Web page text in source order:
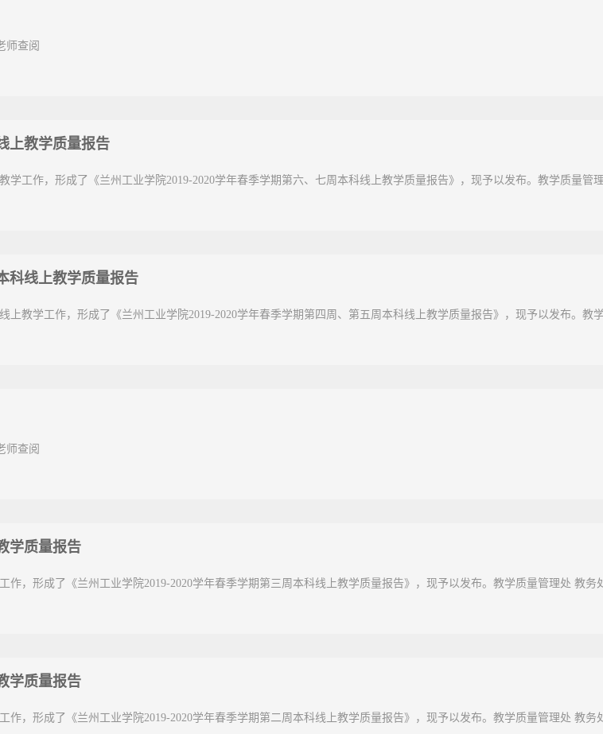
师查阅
上教学质量报告
学工作，形成了《兰州工业学院2019-2020学年春季学期第六、七周本科线上教学质量报告》，现予以发布。教学质量管
科线上教学质量报告
上教学工作，形成了《兰州工业学院2019-2020学年春季学期第四周、第五周本科线上教学质量报告》，现予以发布。教
师查阅
学质量报告
作，形成了《兰州工业学院2019-2020学年春季学期第三周本科线上教学质量报告》，现予以发布。教学质量管理处 教务
学质量报告
作，形成了《兰州工业学院2019-2020学年春季学期第二周本科线上教学质量报告》，现予以发布。教学质量管理处 教务